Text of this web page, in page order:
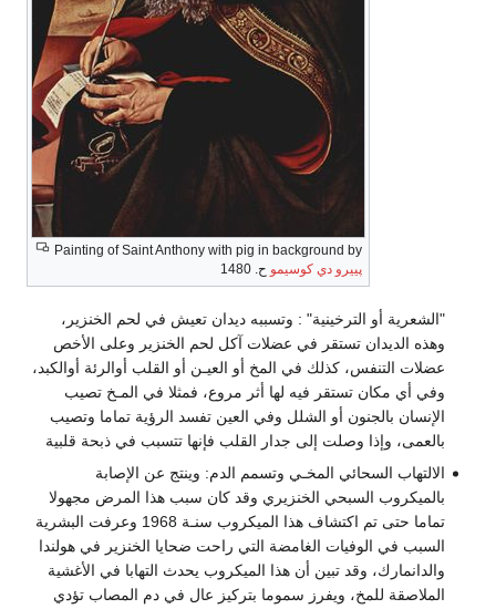
Painting of Saint Anthony with pig in background by
پييرو دي كوسيمو ح. 1480
"الشعرية أو الترخينية" : وتسببه ديدان تعيش في لحم الخنزير،
وهذه الديدان تستقر في عضلات آكل لحم الخنزير وعلى الأخص
عضلات التنفس، كذلك في المخ أو العيـن أو القلب أوالرئة أوالكبد،
وفي أي مكان تستقر فيه لها أثر مروع، فمثلا في المـخ تصيب
الإنسان بالجنون أو الشلل وفي العين تفسد الرؤية تماما وتصيب
بالعمى، وإذا وصلت إلى جدار القلب فإنها تتسبب في ذبحة قلبية
الالتهاب السحائي المخـي وتسمم الدم: وينتج عن الإصابة
بالميكروب السبحي الخنزيري وقد كان سبب هذا المرض مجهولا
تماما حتى تم اكتشاف هذا الميكروب سنـة 1968 وعرفت البشرية
السبب في الوفيات الغامضة التي راحت ضحايا الخنزير في هولندا
والدانمارك، وقد تبين أن هذا الميكروب يحدث التهابا في الأغشية
الملاصقة للمخ، ويفرز سموما بتركيز عال في دم المصاب تؤدي